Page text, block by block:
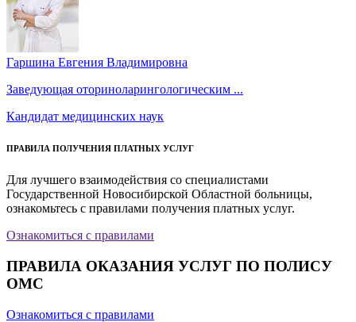
Гаршина Евгения Владимировна
Заведующая оториноларингологическим ...
Кандидат медицинских наук
ПРАВИЛА ПОЛУЧЕНИЯ ПЛАТНЫХ УСЛУГ
Для лучшего взаимодействия со специалистами
Государственной Новосибирской Областной больницы,
ознакомьтесь с правилами получения платных услуг.
Ознакомиться с правилами
ПРАВИЛА ОКАЗАНИЯ УСЛУГ ПО ПОЛИСУ
ОМС
Ознакомиться с правилами